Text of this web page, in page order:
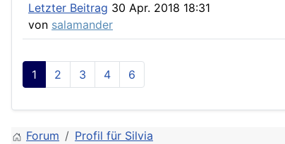
Letzter Beitrag 30 Apr. 2018 18:31
von salamander
1 2 3 4 6
Forum Profil für Silvia